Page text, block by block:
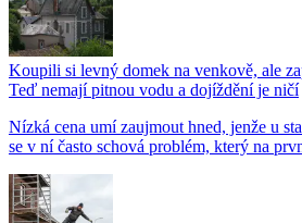
Koupili si levný domek na venkově, ale
Teď nemají pitnou vodu a dojíždění je ničí
Nízká cena umí zaujmout hned, jenže u
se v ní často schová problém, který na